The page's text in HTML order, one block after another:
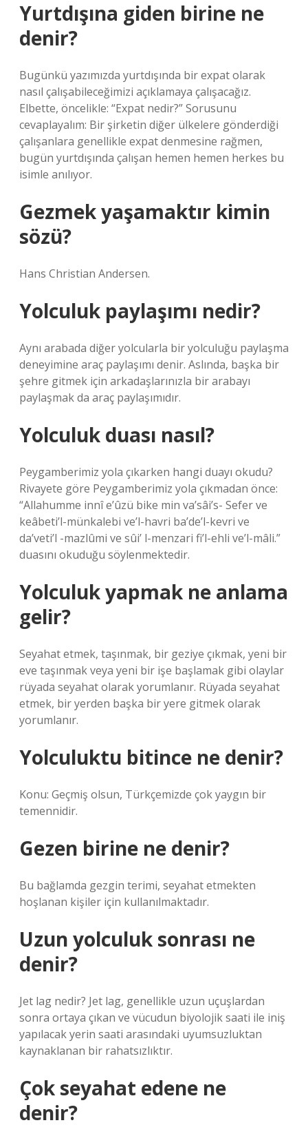
Yurtdışına giden birine ne
denir?
Bugünkü yazımızda yurtdışında bir expat olarak
nasıl çalışabileceğimizi açıklamaya çalışacağız.
Elbette, öncelikle: “Expat nedir?” Sorusunu
cevaplayalım: Bir şirketin diğer ülkelere gönderdiği
çalışanlara genellikle expat denmesine rağmen,
bugün yurtdışında çalışan hemen hemen herkes bu
isimle anılıyor.
Gezmek yaşamaktır kimin
sözü?
Hans Christian Andersen.
Yolculuk paylaşımı nedir?
Aynı arabada diğer yolcularla bir yolculuğu paylaşma
deneyimine araç paylaşımı denir. Aslında, başka bir
şehre gitmek için arkadaşlarınızla bir arabayı
paylaşmak da araç paylaşımıdır.
Yolculuk duası nasıl?
Peygamberimiz yola çıkarken hangi duayı okudu?
Rivayete göre Peygamberimiz yola çıkmadan önce:
“Allahumme innî e’ûzü bike min va’sâi’s- Sefer ve
keâbeti’l-münkalebi ve’l-havri ba’de’l-kevri ve
da’veti’l -mazlûmi ve sûi’ l-menzari fi’l-ehli ve’l-mâli.”
duasını okuduğu söylenmektedir.
Yolculuk yapmak ne anlama
gelir?
Seyahat etmek, taşınmak, bir geziye çıkmak, yeni bir
eve taşınmak veya yeni bir işe başlamak gibi olaylar
rüyada seyahat olarak yorumlanır. Rüyada seyahat
etmek, bir yerden başka bir yere gitmek olarak
yorumlanır.
Yolculuktu bitince ne denir?
Konu: Geçmiş olsun, Türkçemizde çok yaygın bir
temennidir.
Gezen birine ne denir?
Bu bağlamda gezgin terimi, seyahat etmekten
hoşlanan kişiler için kullanılmaktadır.
Uzun yolculuk sonrası ne
denir?
Jet lag nedir? Jet lag, genellikle uzun uçuşlardan
sonra ortaya çıkan ve vücudun biyolojik saati ile iniş
yapılacak yerin saati arasındaki uyumsuzluktan
kaynaklanan bir rahatsızlıktır.
Çok seyahat edene ne
denir?